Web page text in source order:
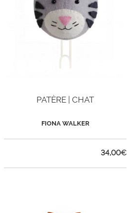
PATÈRE | CHAT
FIONA WALKER
34,00€